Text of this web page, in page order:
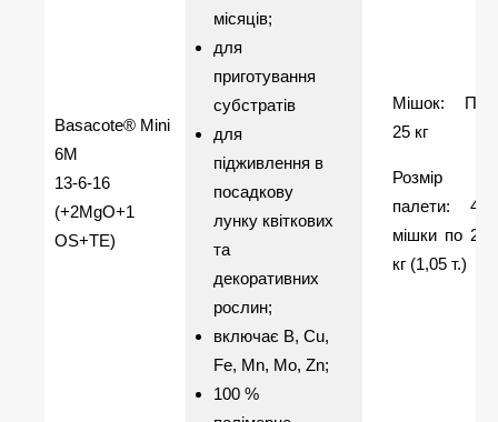
Basacote® Mini
6M
13-6-16
(+2MgO+1
OS+TE)
місяців;
для
приготування
субстратів
для
підживлення в
посадкову
лунку квіткових
та
декоративних
рослин;
включає В, Сu,
Fe, Mn, Mo, Zn;
100 %
Мішок: ПЕ
25 кг
Розмір
палети: 42
мішки по 25
кг (1,05 т.)